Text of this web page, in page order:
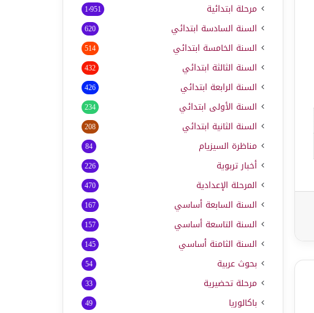
مرحلة ابتدائية 1٬951
السنة السادسة ابتدائي 620
السنة الخامسة ابتدائي 514
السنة الثالثة ابتدائي 432
السنة الرابعة ابتدائي 426
السنة الأولى ابتدائي 234
السنة الثانية ابتدائي 208
مناظرة السيزيام 84
أخبار تربوية 226
المرحلة الإعدادية 470
السنة السابعة أساسي 167
السنة التاسعة أساسي 157
السنة الثامنة أساسي 145
بحوث عربية 54
مرحلة تحضيرية 33
باكالوريا 49